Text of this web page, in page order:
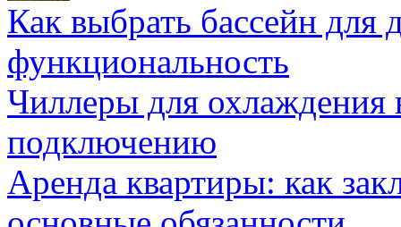
Как выбрать бассейн для
функциональность
Чиллеры для охлаждения
подключению
Аренда квартиры: как